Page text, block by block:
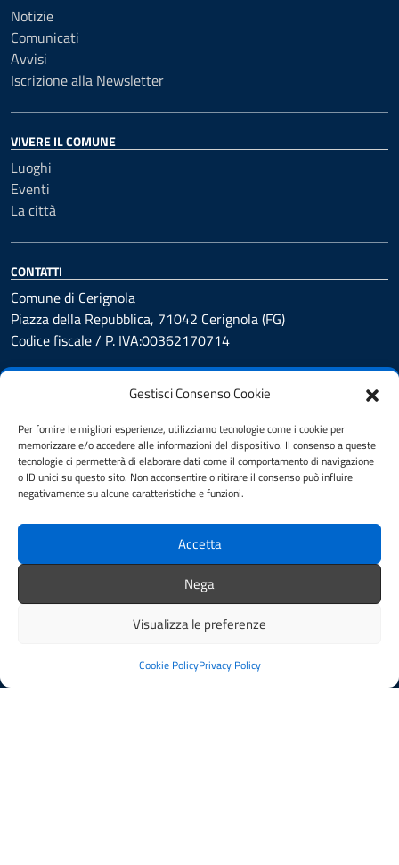
Gestisci Consenso Cookie
Per fornire le migliori esperienze, utilizziamo tecnologie come i cookie per
memorizzare e/o accedere alle informazioni del dispositivo. Il consenso a queste
tecnologie ci permetterà di elaborare dati come il comportamento di navigazione
o ID unici su questo sito. Non acconsentire o ritirare il consenso può influire
negativamente su alcune caratteristiche e funzioni.
Accetta
Nega
Visualizza le preferenze
Cookie PolicyPrivacy Policy
Notizie
Comunicati
Avvisi
Iscrizione alla Newsletter
VIVERE IL COMUNE
Luoghi
Eventi
La città
CONTATTI
Comune di Cerignola
Piazza della Repubblica, 71042 Cerignola (FG)
Codice fiscale / P. IVA:00362170714
IBAN e pagamenti informatici:
C/C BANCARIO:IT45D0306978383009134262475
Telefono: U.R.P. : 0885 410328
Centralino unico: 0885410111
Leggi le FAQ
Segnalazione disservizio